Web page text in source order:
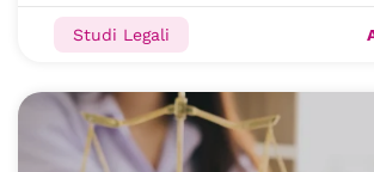
Studi Legali